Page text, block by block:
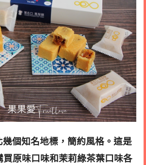
個知名地標，簡約風格。這是
買原味口味和茉莉綠茶葉口味各